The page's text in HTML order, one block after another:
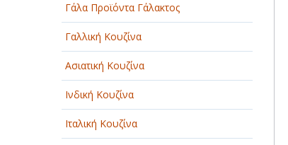
Γάλα Προϊόντα Γάλακτος
Γαλλική Κουζίνα
Ασιατική Κουζίνα
Ινδική Κουζίνα
Ιταλική Κουζίνα